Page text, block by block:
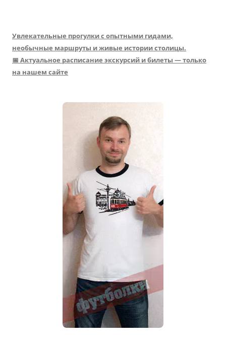
Увлекательные прогулки с опытными гидами,
необычные маршруты и живые истории столицы.
📅 Актуальное расписание экскурсий и билеты — только
на нашем сайте